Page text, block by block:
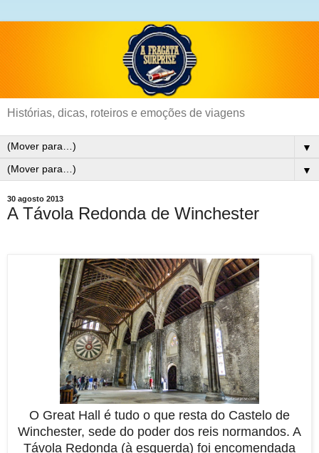
Histórias, dicas, roteiros e emoções de viagens
▼
▼
30 agosto 2013
A Távola Redonda de Winchester
O Great Hall é tudo o que resta do Castelo de
Winchester, sede do poder dos reis normandos. A
Távola Redonda (à esquerda) foi encomendada